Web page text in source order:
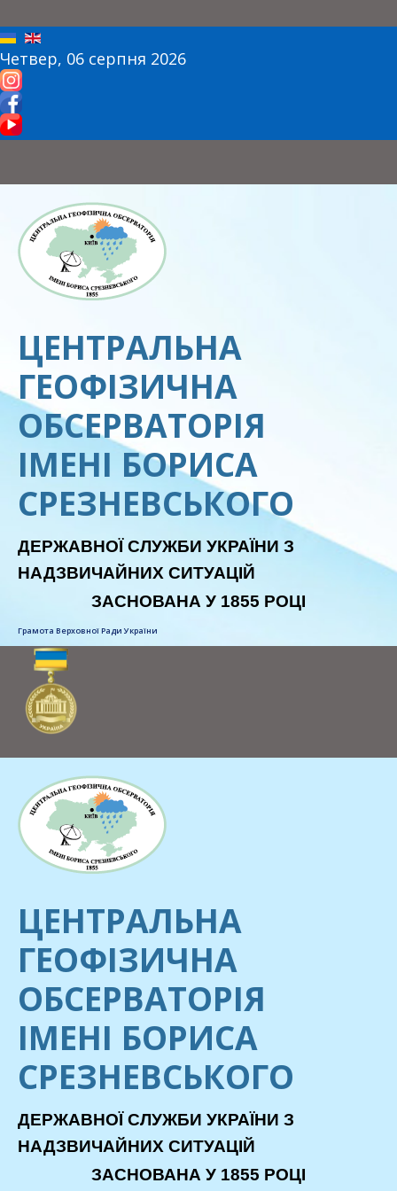
Четвер, 06 серпня 2026
ЦЕНТРАЛЬНА
ГЕОФІЗИЧНА
ОБСЕРВАТОРІЯ
ІМЕНІ БОРИСА
СРЕЗНЕВСЬКОГО
ДЕРЖАВНОЇ СЛУЖБИ УКРАЇНИ З
НАДЗВИЧАЙНИХ СИТУАЦІЙ
ЗАСНОВАНА У 1855 РОЦІ
Грамота Верховної Ради України
ЦЕНТРАЛЬНА
ГЕОФІЗИЧНА
ОБСЕРВАТОРІЯ
ІМЕНІ БОРИСА
СРЕЗНЕВСЬКОГО
ДЕРЖАВНОЇ СЛУЖБИ УКРАЇНИ З
НАДЗВИЧАЙНИХ СИТУАЦІЙ
ЗАСНОВАНА У 1855 РОЦІ